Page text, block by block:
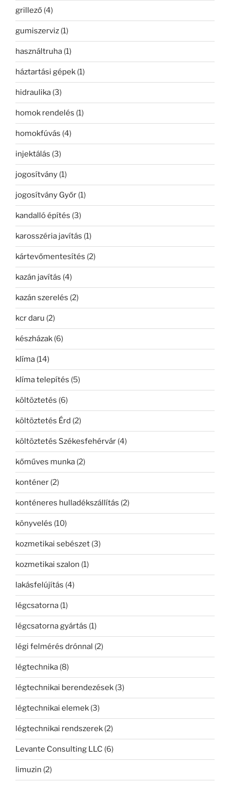
grillező (4)
gumiszerviz (1)
használtruha (1)
háztartási gépek (1)
hidraulika (3)
homok rendelés (1)
homokfúvás (4)
injektálás (3)
jogosítvány (1)
jogosítvány Győr (1)
kandalló építés (3)
karosszéria javítás (1)
kártevőmentesítés (2)
kazán javítás (4)
kazán szerelés (2)
kcr daru (2)
készházak (6)
klíma (14)
klíma telepítés (5)
költöztetés (6)
költöztetés Érd (2)
költöztetés Székesfehérvár (4)
kőműves munka (2)
konténer (2)
konténeres hulladékszállítás (2)
könyvelés (10)
kozmetikai sebészet (3)
kozmetikai szalon (1)
lakásfelújítás (4)
légcsatorna (1)
légcsatorna gyártás (1)
légi felmérés drónnal (2)
légtechnika (8)
légtechnikai berendezések (3)
légtechnikai elemek (3)
légtechnikai rendszerek (2)
Levante Consulting LLC (6)
limuzin (2)